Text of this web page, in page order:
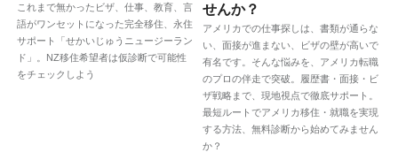
これまで無かったビザ、仕事、教育、言
語がワンセットになった完全移住、永住
サポート「せかいじゅうニュージーラン
ド」。NZ移住希望者は仮診断で可能性
をチェックしよう
せんか？
アメリカでの仕事探しは、書類が通らな
い、面接が進まない、ビザの壁が高いで
有名です。そんな悩みを、アメリカ転職
のプロの伴走で突破。履歴書・面接・ビ
ザ戦略まで、現地視点で徹底サポート。
最短ルートでアメリカ移住・就職を実現
する方法、無料診断から始めてみません
か？